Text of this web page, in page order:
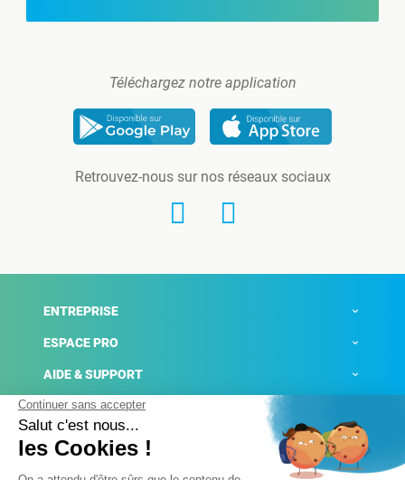
Téléchargez notre application
Retrouvez-nous sur nos réseaux sociaux
ENTREPRISE
ESPACE PRO
AIDE & SUPPORT
ACTUALITÉS